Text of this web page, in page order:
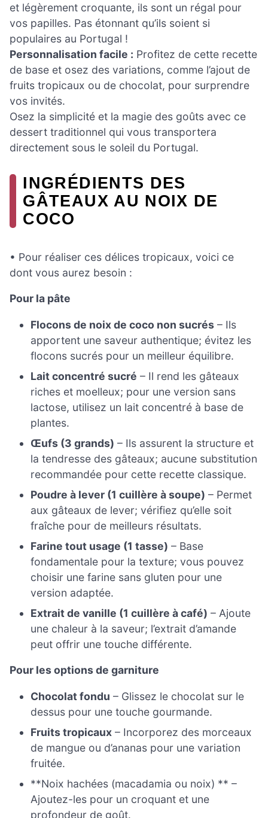
et légèrement croquante, ils sont un régal pour
vos papilles. Pas étonnant qu’ils soient si
populaires au Portugal !
Personnalisation facile : Profitez de cette recette
de base et osez des variations, comme l’ajout de
fruits tropicaux ou de chocolat, pour surprendre
vos invités.
Osez la simplicité et la magie des goûts avec ce
dessert traditionnel qui vous transportera
directement sous le soleil du Portugal.
INGRÉDIENTS DES
GÂTEAUX AU NOIX DE
COCO
• Pour réaliser ces délices tropicaux, voici ce
dont vous aurez besoin :
Pour la pâte
Flocons de noix de coco non sucrés – Ils
apportent une saveur authentique; évitez les
flocons sucrés pour un meilleur équilibre.
Lait concentré sucré – Il rend les gâteaux
riches et moelleux; pour une version sans
lactose, utilisez un lait concentré à base de
plantes.
Œufs (3 grands) – Ils assurent la structure et
la tendresse des gâteaux; aucune substitution
recommandée pour cette recette classique.
Poudre à lever (1 cuillère à soupe) – Permet
aux gâteaux de lever; vérifiez qu’elle soit
fraîche pour de meilleurs résultats.
Farine tout usage (1 tasse) – Base
fondamentale pour la texture; vous pouvez
choisir une farine sans gluten pour une
version adaptée.
Extrait de vanille (1 cuillère à café) – Ajoute
une chaleur à la saveur; l’extrait d’amande
peut offrir une touche différente.
Pour les options de garniture
Chocolat fondu – Glissez le chocolat sur le
dessus pour une touche gourmande.
Fruits tropicaux – Incorporez des morceaux
de mangue ou d’ananas pour une variation
fruitée.
**Noix hachées (macadamia ou noix) ** –
Ajoutez-les pour un croquant et une
profondeur de goût.